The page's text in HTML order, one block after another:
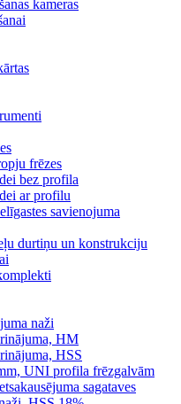
kameras
frēzes
bez profila
ar profilu
savienojuma
durtiņu un konstrukciju
naži
HM
HSS
UNI profila frēzgalvām
sagataves